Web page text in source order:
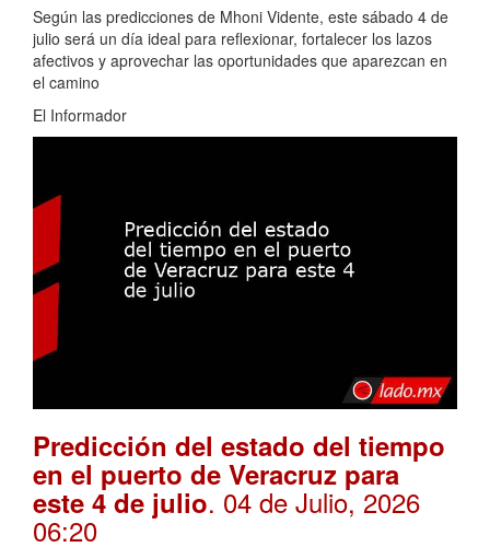
Según las predicciones de Mhoni Vidente, este sábado 4 de
julio será un día ideal para reflexionar, fortalecer los lazos
afectivos y aprovechar las oportunidades que aparezcan en
el camino
El Informador
Predicción del estado del tiempo
en el puerto de Veracruz para
este 4 de julio. 04 de Julio, 2026
06:20